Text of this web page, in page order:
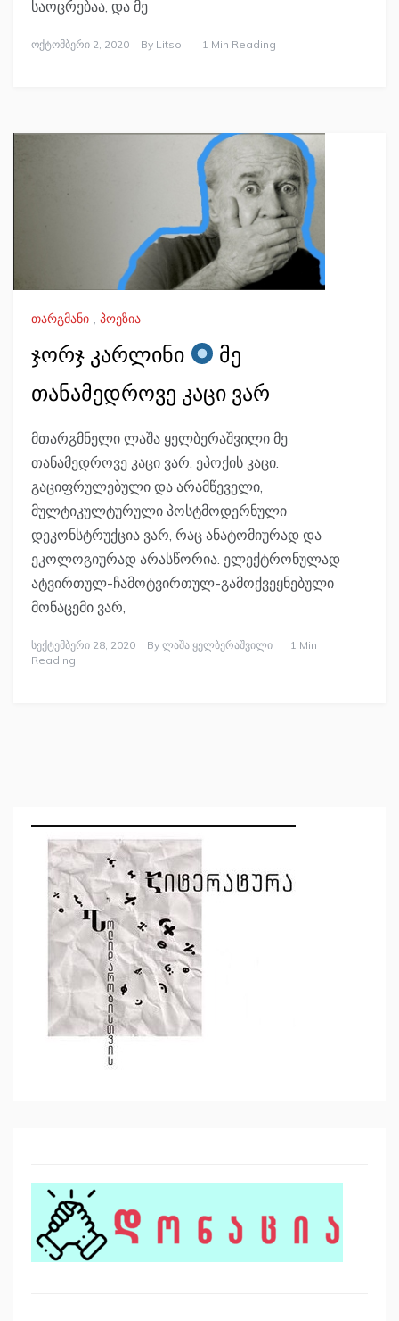
საოცრებაა, და მე
Ოქტომბერი 2, 2020 By Litsol 1 Min Reading
თარგმანი , პოეზია
ჯორჯ კარლინი
მე
თანამედროვე კაცი ვარ
მთარგმნელი ლაშა ყელბერაშვილი მე
თანამედროვე კაცი ვარ, ეპოქის კაცი.
გაციფრულებული და არამწეველი,
მულტიკულტურული პოსტმოდერნული
დეკონსტრუქცია ვარ, რაც ანატომიურად და
ეკოლოგიურად არასწორია. ელექტრონულად
ატვირთულ-ჩამოტვირთულ-გამოქვეყნებული
მონაცემი ვარ,
Სექტემბერი 28, 2020 By Ლაშა Ყელბერაშვილი
1 Min
Reading